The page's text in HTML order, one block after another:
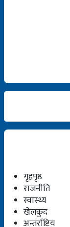
गृहपृष्ठ
राजनीति
स्वास्थ्य
खेलकुद
अन्तर्राष्ट्रिय